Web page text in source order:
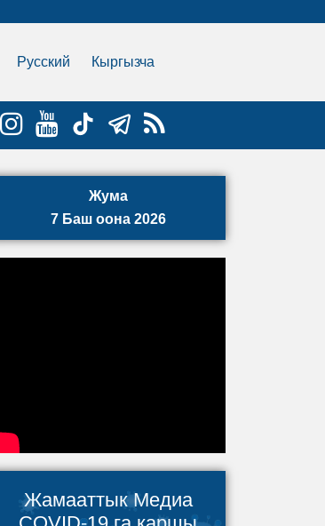
Русский Кыргызча
Жума
7 Баш оона 2026
Жамааттык Медиа